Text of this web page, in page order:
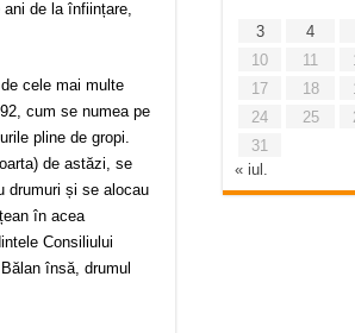
de la înființare,
cele mai multe
cum se numea pe
pline de gropi.
de astăzi, se
drumuri și se alocau
în acea
Consiliului
însă, drumul
3
4
10
11
17
18
24
25
31
« iul.